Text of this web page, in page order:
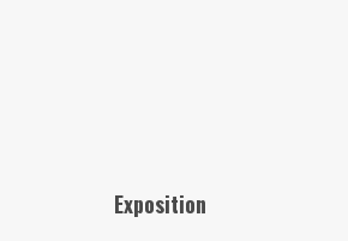
Exposition